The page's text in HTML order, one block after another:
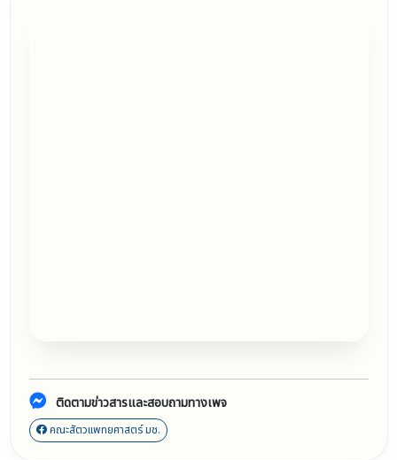
ติดตามข่าวสารและสอบถามทางเพจ
คณะสัตวแพทยศาสตร์ มช.